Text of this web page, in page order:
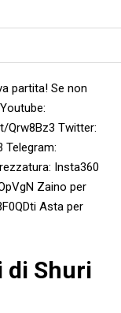
partita! Se non
Qrw8Bz3 Twitter:
Insta360
Zaino per
Asta per
di Shuri